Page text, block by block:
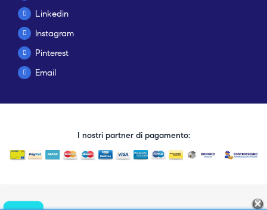
Linkedin
Instagram
Pinterest
Email
I nostri partner di pagamento: